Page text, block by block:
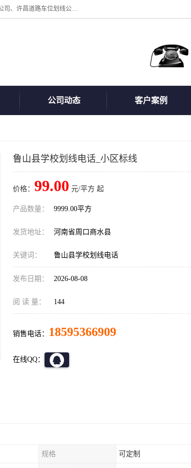
周口中为交通设施工程有限公司是一家洛阳道路划线公司、郑州道路划线公司、平顶山道路车位划线公司、开封车位划线公司、许昌道路车位划线公司、漯河道路车位划线公司，公司始终坚持“诚信、匠心、专注”的宗旨；我们的经营理念是：的服务。
公司动态 客户案例
鲁山县学校划线电话_小区标线
价格： 99.00 元/平方 起
产品数量： 9999.00平方
发货地址： 河南省周口商水县
关键词： 鲁山县学校划线电话
发布日期： 2026-08-08
阅 读 量： 144
销售电话： 18595366909
在线QQ：
规格 可定制